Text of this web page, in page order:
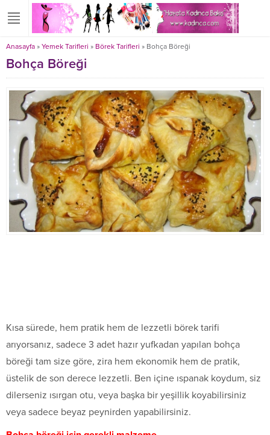
Anasayfa » Yemek Tarifleri » Börek Tarifleri » Bohça Böreği
Bohça Böreği
Kısa sürede, hem pratik hem de lezzetli börek tarifi
arıyorsanız, sadece 3 adet hazır yufkadan yapılan bohça
böreği tam size göre, zira hem ekonomik hem de pratik,
üstelik de son derece lezzetli. Ben içine ıspanak koydum, siz
dilerseniz ısırgan otu, veya başka bir yeşillik koyabilirsiniz
veya sadece beyaz peynirden yapabilirsiniz.